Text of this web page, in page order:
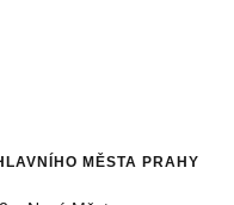
MĚSTA PRAHY